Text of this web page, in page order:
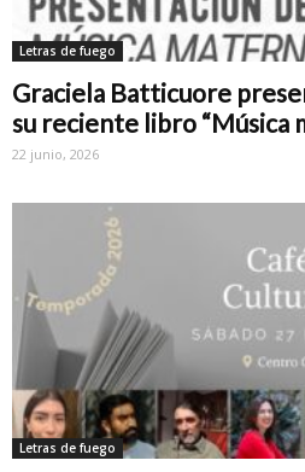
Letras de fuego
Graciela Batticuore
su reciente libro “Música
22 junio, 2026
Letras de fuego